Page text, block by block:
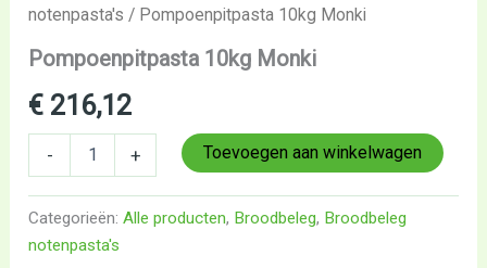
notenpasta's / Pompoenpitpasta 10kg Monki
Pompoenpitpasta 10kg Monki
€ 216,12
- + Toevoegen aan winkelwagen
Categorieën:Alle producten, Broodbeleg, Broodbeleg
notenpasta's